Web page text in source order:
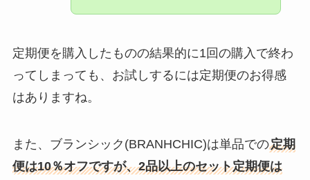
定期便を購入したものの結果的に1回の購入で終わ
ってしまっても、お試しするには定期便のお得感
はありますね。
また、ブランシック(BRANHCHIC)は単品での定期
便は10％オフですが、2品以上のセット定期便は